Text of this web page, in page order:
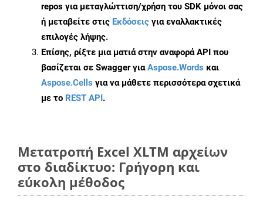
repos για μεταγλώττιση/χρήση του SDK μόνοι σας
ή μεταβείτε στις Εκδόσεις για εναλλακτικές
επιλογές λήψης.
Επίσης, ρίξτε μια ματιά στην αναφορά API που
βασίζεται σε Swagger γιαAspose.Words και
Aspose.Cells για να μάθετε περισσότερα σχετικά
με το REST API.
Μετατροπή Excel XLTM αρχείων
στο διαδίκτυο: Γρήγορη και
εύκολη μέθοδος